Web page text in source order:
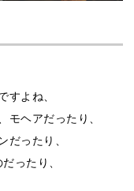
すよね、
モヘアだったり、
だったり、
ったり、